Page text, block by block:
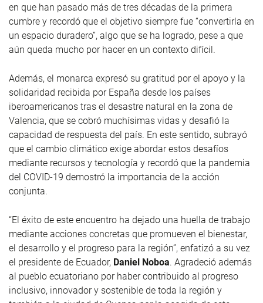
en que han pasado más de tres décadas de la primera
cumbre y recordó que el objetivo siempre fue “convertirla en
un espacio duradero”, algo que se ha logrado, pese a que
aún queda mucho por hacer en un contexto difícil.
Además, el monarca expresó su gratitud por el apoyo y la
solidaridad recibida por España desde los países
iberoamericanos tras el desastre natural en la zona de
Valencia, que se cobró muchísimas vidas y desafió la
capacidad de respuesta del país. En este sentido, subrayó
que el cambio climático exige abordar estos desafíos
mediante recursos y tecnología y recordó que la pandemia
del COVID-19 demostró la importancia de la acción
conjunta.
“El éxito de este encuentro ha dejado una huella de trabajo
mediante acciones concretas que promueven el bienestar,
el desarrollo y el progreso para la región”, enfatizó a su vez
el presidente de Ecuador, Daniel Noboa. Agradeció además
al pueblo ecuatoriano por haber contribuido al progreso
inclusivo, innovador y sostenible de toda la región y